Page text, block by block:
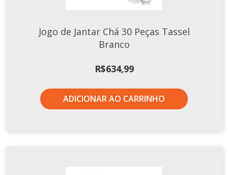
Jogo de Jantar Chá 30 Peças Tassel
Branco
R$634,99
ADICIONAR AO CARRINHO